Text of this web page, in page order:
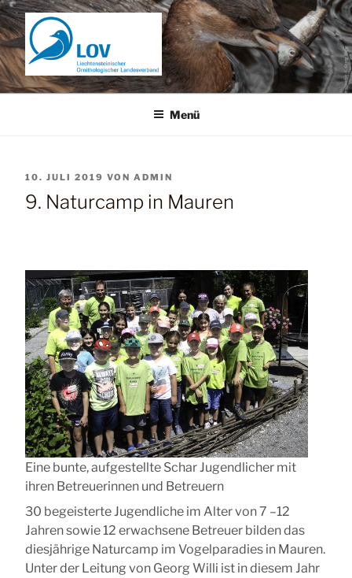
Zum
Inhalt
springen
Menü
VERÖFFENTLICHT
AM
10. JULI 2019 VON ADMIN
9. Naturcamp in Mauren
Eine bunte, aufgestellte Schar Jugendlicher mit
ihren Betreuerinnen und Betreuern
30 begeisterte Jugendliche im Alter von 7 –12
Jahren sowie 12 erwachsene Betreuer bilden das
diesjährige Naturcamp im Vogelparadies in Mauren.
Unter der Leitung von Georg Willi ist in diesem Jahr